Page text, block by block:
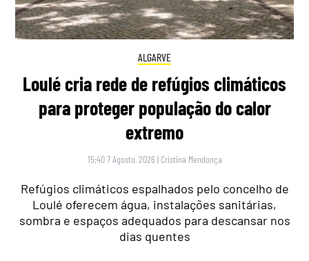
ALGARVE
Loulé cria rede de refúgios climáticos
para proteger população do calor
extremo
15:40 7 Agosto, 2026 | Cristina Mendonça
Refúgios climáticos espalhados pelo concelho de
Loulé oferecem água, instalações sanitárias,
sombra e espaços adequados para descansar nos
dias quentes